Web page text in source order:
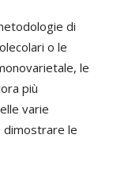
di
o le
le
più
varie
le